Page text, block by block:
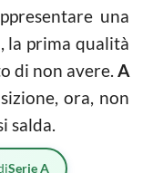
una
, la prima qualità
di non avere. A
ora, non
salda.
Serie A